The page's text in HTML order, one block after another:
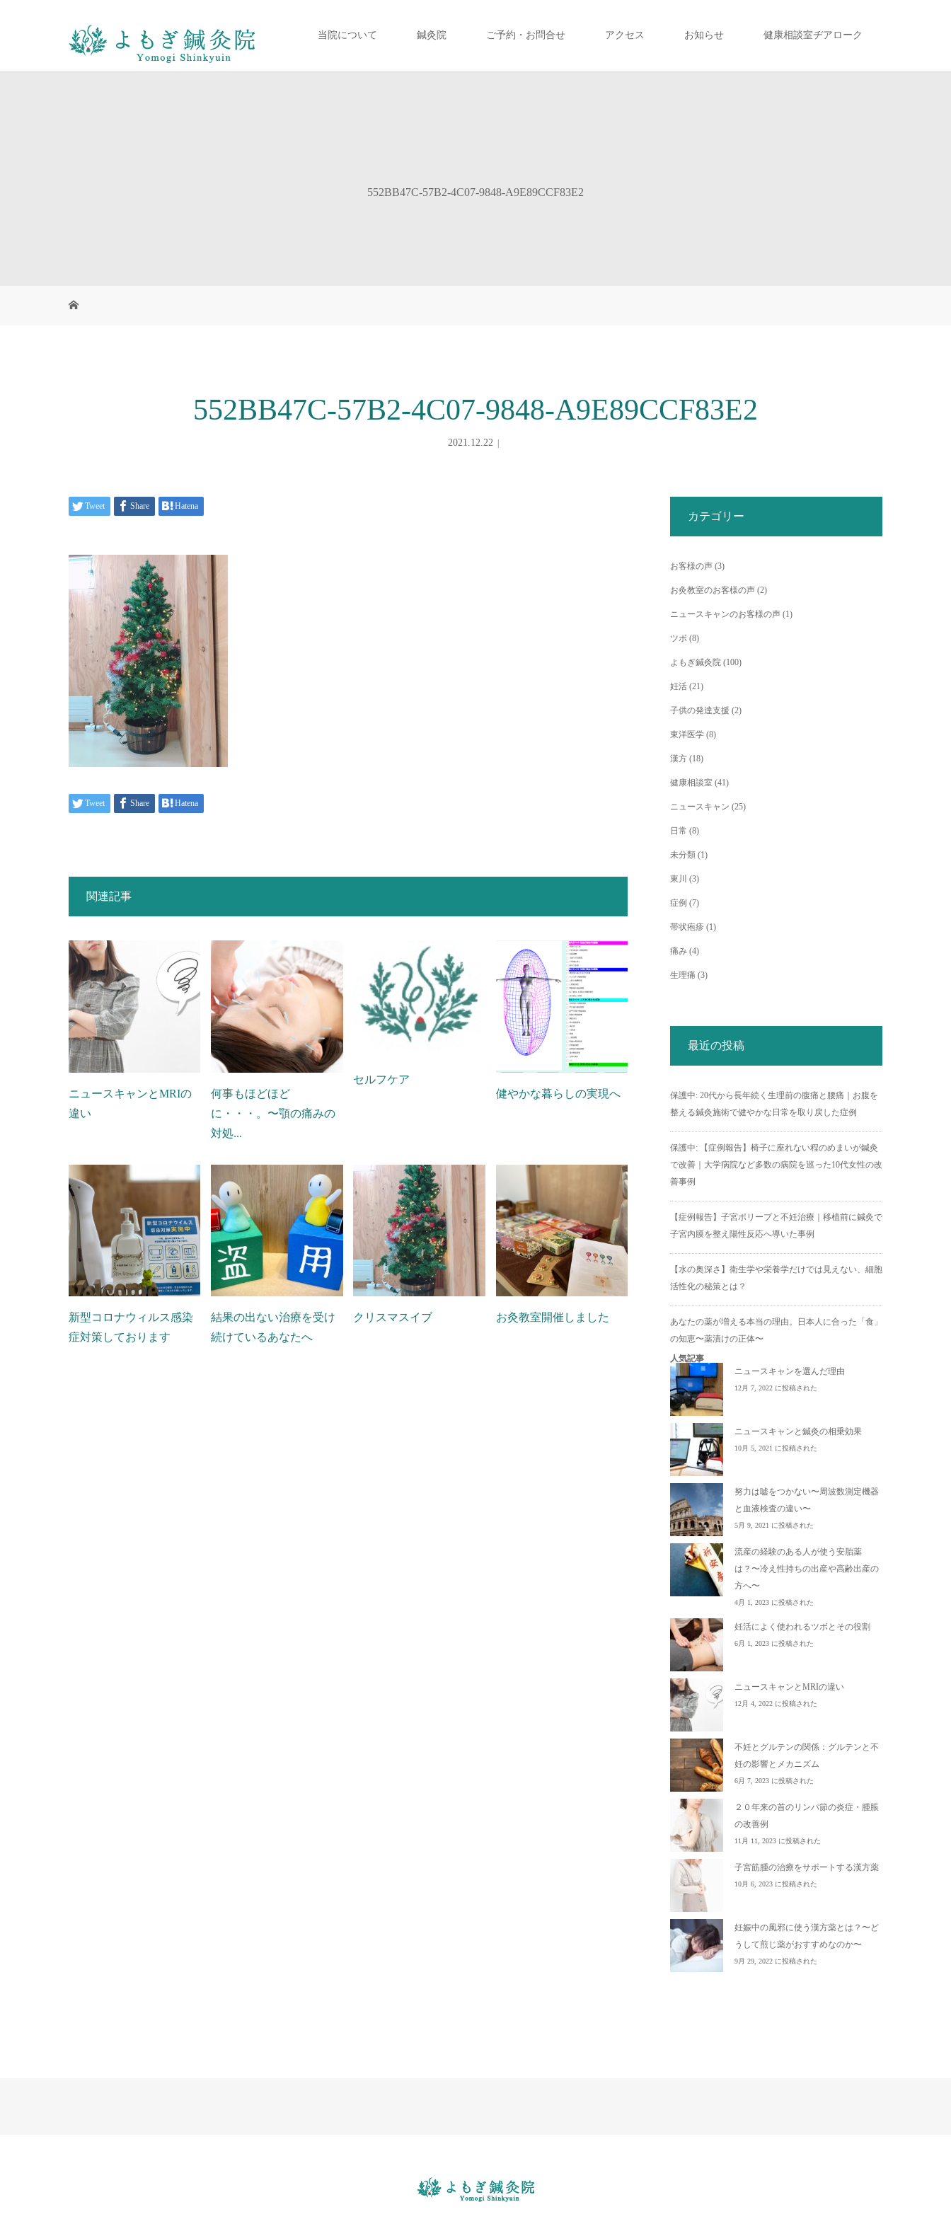
当院について 鍼灸院 ご予約・お問合せ アクセス お知らせ 健康相談室ヂアローク
552BB47C-57B2-4C07-9848-A9E89CCF83E2
552BB47C-57B2-4C07-9848-A9E89CCF83E2
2021.12.22
Tweet Share Hatena
Tweet Share Hatena
関連記事
ニュースキャンとMRIの
違い
何事もほどほど
に・・・。〜顎の痛みの
対処...
セルフケア
健やかな暮らしの実現へ
新型コロナウィルス感染
症対策しております
結果の出ない治療を受け
続けているあなたへ
クリスマスイブ お灸教室開催しました
カテゴリー
お客様の声 (3)
お灸教室のお客様の声 (2)
ニュースキャンのお客様の声 (1)
ツボ (8)
よもぎ鍼灸院 (100)
妊活 (21)
子供の発達支援 (2)
東洋医学 (8)
漢方 (18)
健康相談室 (41)
ニュースキャン (25)
日常 (8)
未分類 (1)
東川 (3)
症例 (7)
帯状疱疹 (1)
痛み (4)
生理痛 (3)
最近の投稿
保護中: 20代から長年続く生理前の腹痛と腰痛｜お腹を
整える鍼灸施術で健やかな日常を取り戻した症例
保護中: 【症例報告】椅子に座れない程のめまいが鍼灸
で改善｜大学病院など多数の病院を巡った10代女性の改
善事例
【症例報告】子宮ポリープと不妊治療｜移植前に鍼灸で
子宮内膜を整え陽性反応へ導いた事例
【水の奥深さ】衛生学や栄養学だけでは見えない、細胞
活性化の秘策とは？
あなたの薬が増える本当の理由。日本人に合った「食」
の知恵〜薬漬けの正体〜
人気記事
ニュースキャンを選んだ理由
12月 7, 2022 に投稿された
ニュースキャンと鍼灸の相乗効果
10月 5, 2021 に投稿された
努力は嘘をつかない〜周波数測定機器
と血液検査の違い〜
5月 9, 2021 に投稿された
流産の経験のある人が使う安胎薬
は？〜冷え性持ちの出産や高齢出産の
方へ〜
4月 1, 2023 に投稿された
妊活によく使われるツボとその役割
6月 1, 2023 に投稿された
ニュースキャンとMRIの違い
12月 4, 2022 に投稿された
不妊とグルテンの関係：グルテンと不
妊の影響とメカニズム
6月 7, 2023 に投稿された
２０年来の首のリンパ節の炎症・腫脹
の改善例
11月 11, 2023 に投稿された
子宮筋腫の治療をサポートする漢方薬
10月 6, 2023 に投稿された
妊娠中の風邪に使う漢方薬とは？〜ど
うして煎じ薬がおすすめなのか〜
9月 29, 2022 に投稿された